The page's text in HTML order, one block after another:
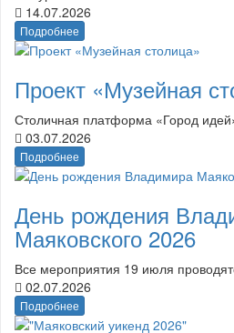
14.07.2026
Подробнее
Проект «Музейная
Столичная платформа «Город
03.07.2026
Подробнее
День рождения
Маяковского 2026
Все мероприятия 19 июля
02.07.2026
Подробнее